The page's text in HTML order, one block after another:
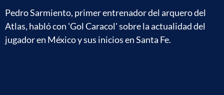
Pedro Sarmiento, primer entrenador del arquero del
Atlas, habló con 'Gol Caracol' sobre la actualidad del
jugador en México y sus inicios en Santa Fe.